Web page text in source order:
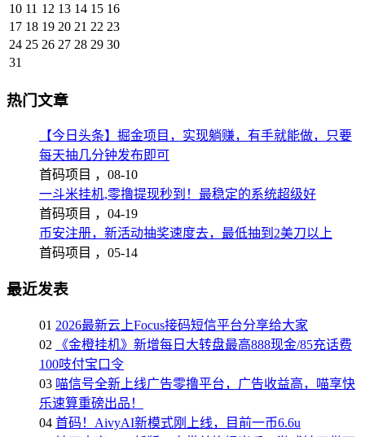
10 11 12 13 14 15 16
17 18 19 20 21 22 23
24 25 26 27 28 29 30
31
热门文章
【今日头条】掘金项目，实现躺赚，有手就能做，只要
每天抽几分钟发布即可
首码项目 ， 08-10
一斗米挂机,零撸提现秒到！最稳定的系统超级好
首码项目 ， 04-19
币安注册，新活动抽奖速度去，最低抽到2美刀以上
首码项目 ， 05-14
最近发表
01 2026最新云上Focus接码短信平台分享给大家
02
《金橙挂机》新增每日大转盘最高888现金/85充话费
100吱付宝口令
03 喵信号全新上线广告零撸平台，广告收益高，喵享快
乐速算重磅出品！
04 首码！AivyAI新模式刚上线，目前一币6.6u